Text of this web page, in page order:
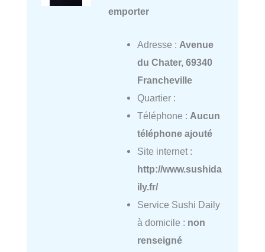
emporter
Adresse : Avenue
du Chater, 69340
Francheville
Quartier :
Téléphone : Aucun
téléphone ajouté
Site internet :
http://www.sushida
ily.fr/
Service Sushi Daily
à domicile : non
renseigné